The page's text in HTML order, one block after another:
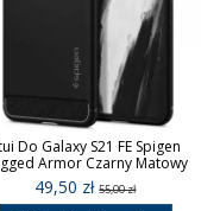
Do Galaxy S21 FE Spigen
Armor Czarny Matowy
49,50 zł55,00 zł